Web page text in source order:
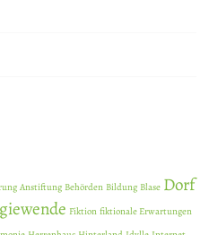
Anstiftung Behörden Bildung Blase Dorf
Fiktion fiktionale Erwartungen